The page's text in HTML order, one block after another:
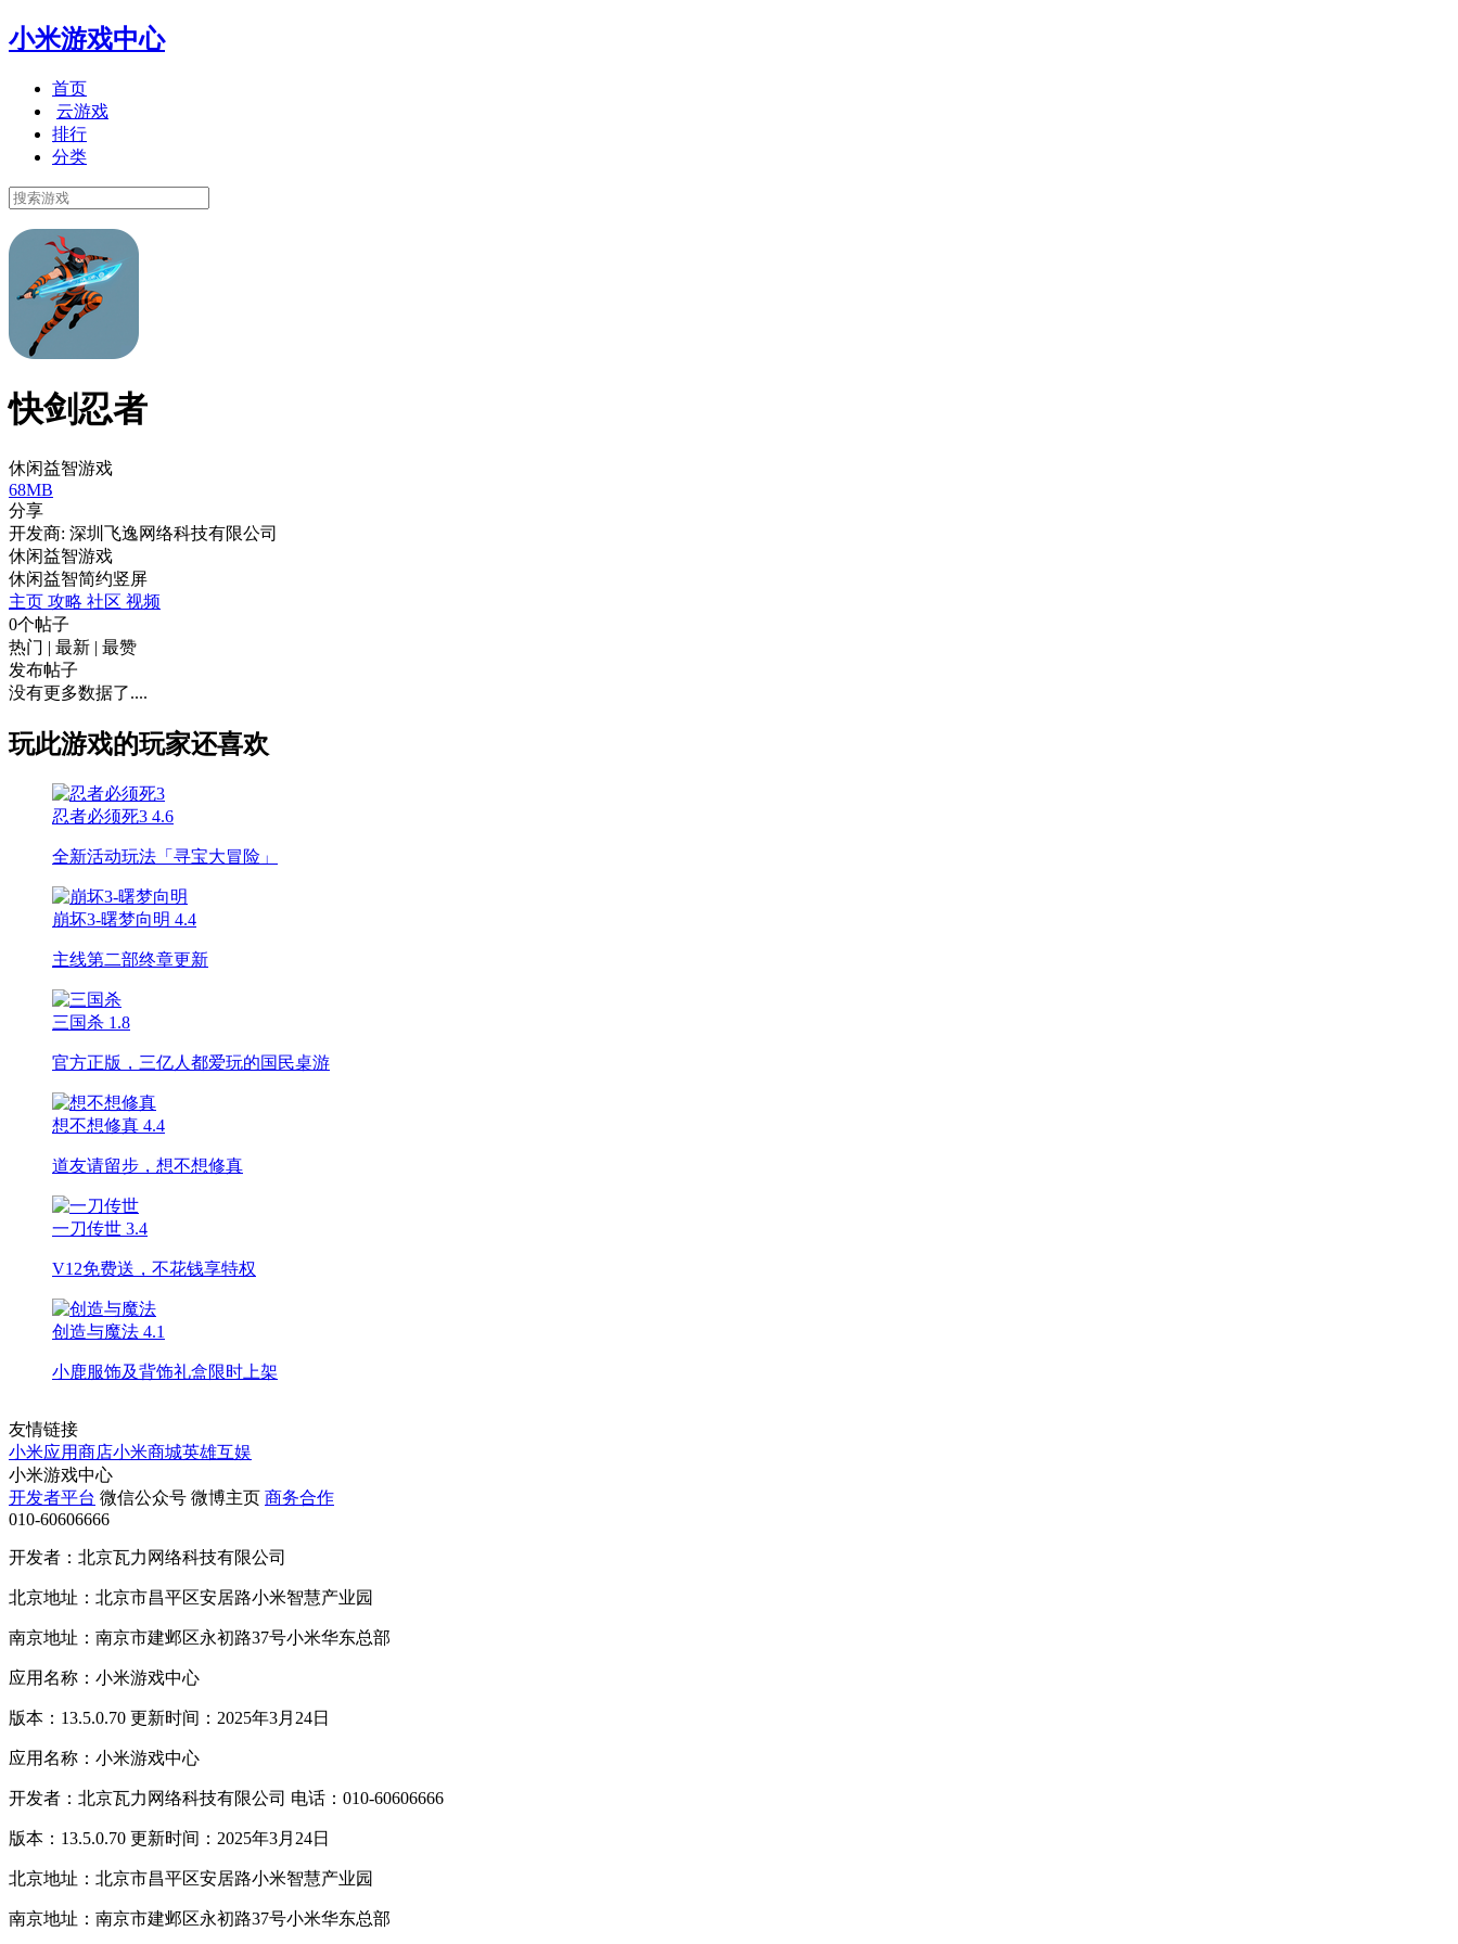
小米游戏中心
首页
云游戏
排行
分类
快剑忍者
休闲益智游戏
68MB
分享
开发商: 深圳飞逸网络科技有限公司
休闲益智游戏
休闲益智简约竖屏
主页 攻略 社区 视频
0个帖子
热门 | 最新 | 最赞
发布帖子
没有更多数据了....
玩此游戏的玩家还喜欢
忍者必须死3 4.6
全新活动玩法「寻宝大冒险」
崩坏3-曙梦向明 4.4
主线第二部终章更新
三国杀 1.8
官方正版，三亿人都爱玩的国民桌游
想不想修真 4.4
道友请留步，想不想修真
一刀传世 3.4
V12免费送，不花钱享特权
创造与魔法 4.1
小鹿服饰及背饰礼盒限时上架
友情链接
小米应用商店小米商城英雄互娱
小米游戏中心
开发者平台 微信公众号 微博主页 商务合作
010-60606666
开发者：北京瓦力网络科技有限公司
北京地址：北京市昌平区安居路小米智慧产业园
南京地址：南京市建邺区永初路37号小米华东总部
应用名称：小米游戏中心
版本：13.5.0.70 更新时间：2025年3月24日
应用名称：小米游戏中心
开发者：北京瓦力网络科技有限公司 电话：010-60606666
版本：13.5.0.70 更新时间：2025年3月24日
北京地址：北京市昌平区安居路小米智慧产业园
南京地址：南京市建邺区永初路37号小米华东总部